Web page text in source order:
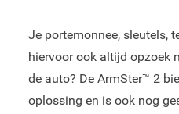
Je portemonnee, sleutels,
hiervoor ook altijd opzoek
de auto? De ArmSter™ 2
oplossing en is ook nog